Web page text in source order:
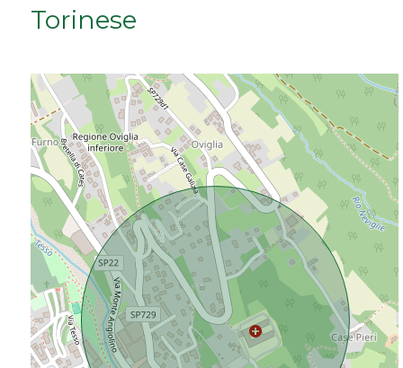
Torinese
Da € 50.000 a € 100.000
Da € 100.000 a € 200.000
Da € 200.000 a € 400.000
Da € 400.000 a € 600.000
Da € 600.000 a € 800.000
Da € 800.000 a € 1.000.000
Da € 1.000.000 a € 2.000.000